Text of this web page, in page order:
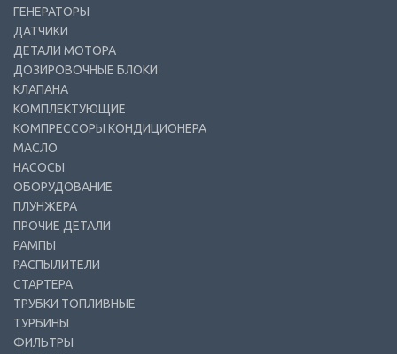
ГЕНЕРАТОРЫ
ДАТЧИКИ
ДЕТАЛИ МОТОРА
ДОЗИРОВОЧНЫЕ БЛОКИ
КЛАПАНА
КОМПЛЕКТУЮЩИЕ
КОМПРЕССОРЫ КОНДИЦИОНЕРА
МАСЛО
НАСОСЫ
ОБОРУДОВАНИЕ
ПЛУНЖЕРА
ПРОЧИЕ ДЕТАЛИ
РАМПЫ
РАСПЫЛИТЕЛИ
СТАРТЕРА
ТРУБКИ ТОПЛИВНЫЕ
ТУРБИНЫ
ФИЛЬТРЫ